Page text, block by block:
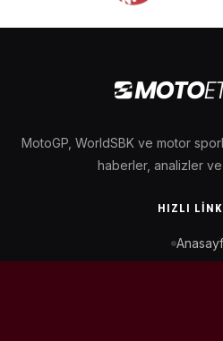
MotoGP, WorldSBK ve motor
haberler, analizler
HIZLI